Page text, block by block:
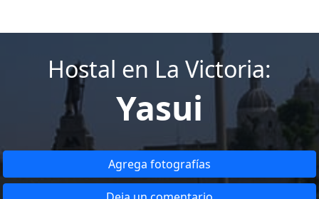
Hostal en La Victoria:
Yasui
Agrega fotografías